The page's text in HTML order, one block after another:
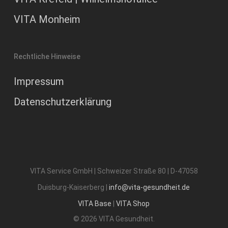
VITA Monheim
Rechtliche Hinweise
Impressum
Datenschutzerklärung
VITA Service GmbH | Schweizer Straße 80 | D-47058
Duisburg-Kaiserberg |info@vita-gesundheit.de
VITA Base |VITA Shop
© 2026 VITA Gesundheit.